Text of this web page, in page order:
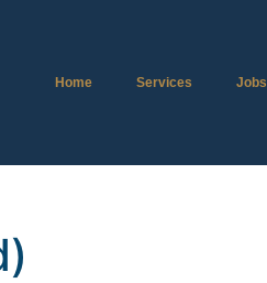
Home Services Jobs